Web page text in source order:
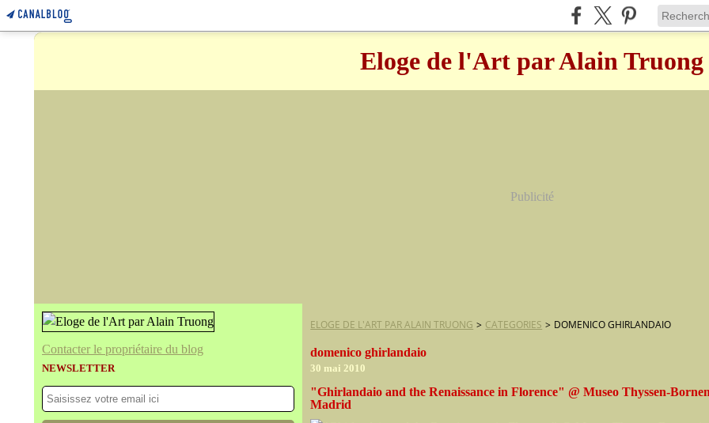
Eloge de l'Art par Alain Truong
Publicité
Contacter le propriétaire du blog
NEWSLETTER
ELOGE DE L'ART PAR ALAIN TRUONG > CATEGORIES > DOMENICO GHIRLANDAIO
domenico ghirlandaio
30 mai 2010
"Ghirlandaio and the Renaissance in Florence" @ Museo Thyssen-
Madrid